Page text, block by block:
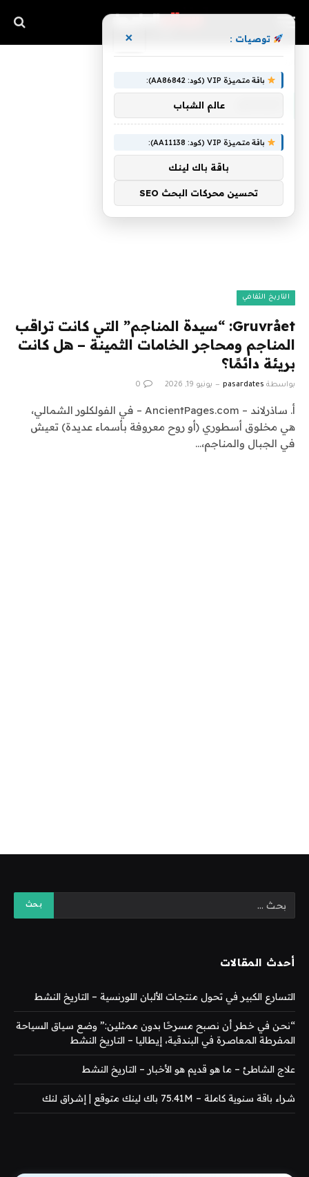
التاريخ الثقافي
Gruvrået: “سيدة المناجم” التي كانت تراقب
المناجم ومحاجر الخامات الثمينة – هل كانت
بريئة دائمًا؟
بواسطة pasardates يونيو 19, 2026 0
أ. ساذرلاند – AncientPages.com – في الفولكلور الشمالي،
هي مخلوق أسطوري (أو روح معروفة بأسماء عديدة) تعيش
في الجبال والمناجم،…
أحدث المقالات
التسارع الكبير في تحول منتجات الألبان اللورنسية – التاريخ النشط
“نحن في خطر أن نصبح مسرحًا بدون ممثلين:” وضع سياق السياحة
المفرطة المعاصرة في البندقية، إيطاليا – التاريخ النشط
علاج الشاطئ – ما هو قديم هو الأخبار – التاريخ النشط
شراء باقة سنوية كاملة – 75.41M باك لينك متوقع | إشراق لنك
توصيات : ×
باقة متميزة VIP (كود: AA86842):
عالم الشباب
باقة متميزة VIP (كود: AA11138):
باقة باك لينك
تحسين محركات البحث SEO